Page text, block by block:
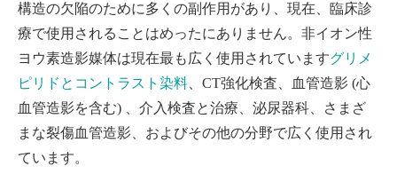
構造の欠陥のために多くの副作用があり、現在、臨床診
療で使用されることはめったにありません。非イオン性
ヨウ素造影媒体は現在最も広く使用されていますグリメ
ピリドとコントラスト染料 、CT強化検査、血管造影 (心
血管造影を含む) 、介入検査と治療、泌尿器科、さまざ
まな裂傷血管造影、およびその他の分野で広く使用され
ています。